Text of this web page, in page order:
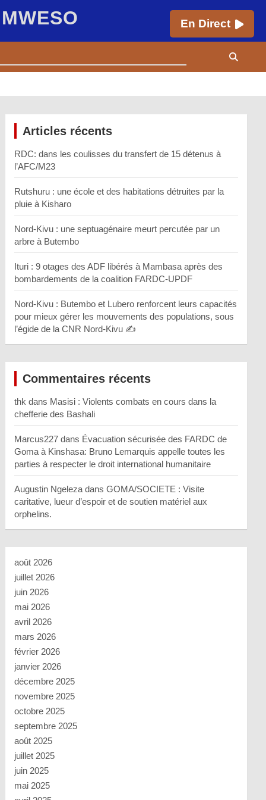
En Direct
Articles récents
RDC: dans les coulisses du transfert de 15 détenus à
l’AFC/M23
Rutshuru : une école et des habitations détruites par la
pluie à Kisharo
Nord-Kivu : une septuagénaire meurt percutée par un
arbre à Butembo
Ituri : 9 otages des ADF libérés à Mambasa après des
bombardements de la coalition FARDC-UPDF
Nord-Kivu : Butembo et Lubero renforcent leurs capacités
pour mieux gérer les mouvements des populations, sous
l’égide de la CNR Nord-Kivu ✍️
Commentaires récents
thk dans Masisi : Violents combats en cours dans la
chefferie des Bashali
Marcus227 dans Évacuation sécurisée des FARDC de
Goma à Kinshasa: Bruno Lemarquis appelle toutes les
parties à respecter le droit international humanitaire
Augustin Ngeleza dansGOMA/SOCIETE : Visite
caritative, lueur d’espoir et de soutien matériel aux
orphelins.
août 2026
juillet 2026
juin 2026
mai 2026
avril 2026
mars 2026
février 2026
janvier 2026
décembre 2025
novembre 2025
octobre 2025
septembre 2025
août 2025
juillet 2025
juin 2025
mai 2025